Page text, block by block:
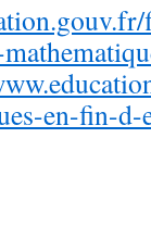
en-fin-d-